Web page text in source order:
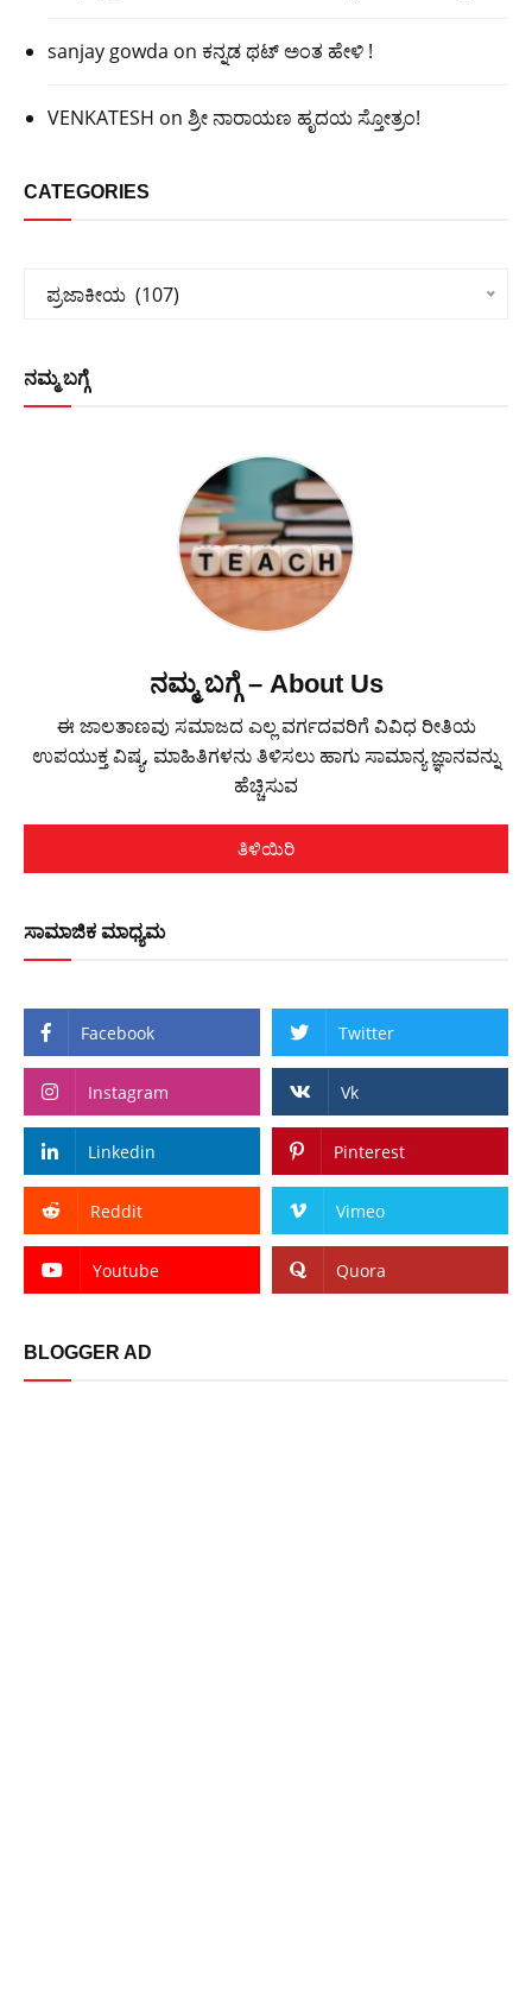
sanjay gowda on ಕನ್ನಡ ಥಟ್ ಅಂತ ಹೇಳಿ !
VENKATESH on ಶ್ರೀ ನಾರಾಯಣ ಹೃದಯ ಸ್ತೋತ್ರಂ!
CATEGORIES
Categories
ಪ್ರಜಾಕೀಯ  (107)
ನಮ್ಮ ಬಗ್ಗೆ
ನಮ್ಮ ಬಗ್ಗೆ – About Us
ಈ ಜಾಲತಾಣವು ಸಮಾಜದ ಎಲ್ಲ ವರ್ಗದವರಿಗೆ ವಿವಿಧ ರೀತಿಯ
ಉಪಯುಕ್ತ ವಿಷ್ಯ, ಮಾಹಿತಿಗಳನು ತಿಳಿಸಲು ಹಾಗು ಸಾಮಾನ್ಯ ಜ್ಞಾನವನ್ನು
ಹೆಚ್ಚಿಸುವ
ತಿಳಿಯಿರಿ
ಸಾಮಾಜಿಕ ಮಾಧ್ಯಮ
Facebook Twitter
Instagram Vk
Linkedin Pinterest
Reddit Vimeo
Youtube Quora
BLOGGER AD